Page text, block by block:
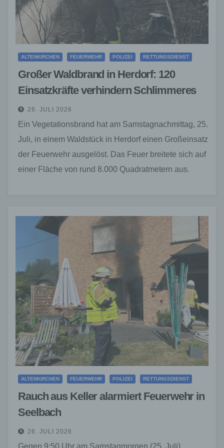
ALTENKIRCHEN FEUERWEHR POLIZEI RETTUNGSDIENST
Großer Waldbrand in Herdorf: 120
Einsatzkräfte verhindern Schlimmeres
26. JULI 2026
Ein Vegetationsbrand hat am Samstagnachmittag, 25.
Juli, in einem Waldstück in Herdorf einen Großeinsatz
der Feuerwehr ausgelöst. Das Feuer breitete sich auf
einer Fläche von rund 8.000 Quadratmetern aus.
ALTENKIRCHEN FEUERWEHR POLIZEI RETTUNGSDIENST
Rauch aus Keller alarmiert Feuerwehr in
Seelbach
26. JULI 2026
Gegen 9:50 Uhr am Samstagmorgen (25. Juli)